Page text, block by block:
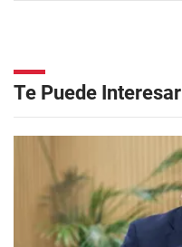
Te Puede Interesar